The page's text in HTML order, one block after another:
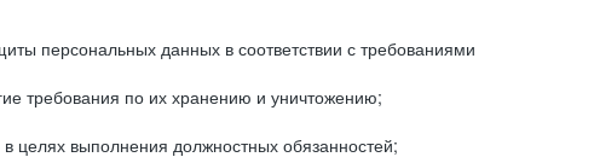
персональных данных в соответствии с требованиями
требования по их хранению и уничтожению;
целях выполнения должностных обязанностей;